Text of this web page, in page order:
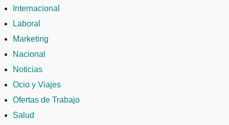
Internacional
Laboral
Marketing
Nacional
Noticias
Ocio y Viajes
Ofertas de Trabajo
Salud